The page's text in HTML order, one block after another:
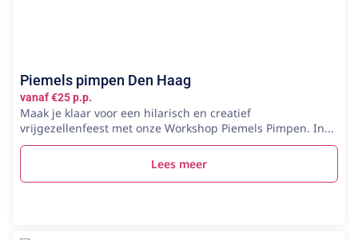
Piemels pimpen Den Haag
vanaf €25 p.p.
Maak je klaar voor een hilarisch en creatief
vrijgezellenfeest met onze Workshop Piemels Pimpen. In...
Lees meer